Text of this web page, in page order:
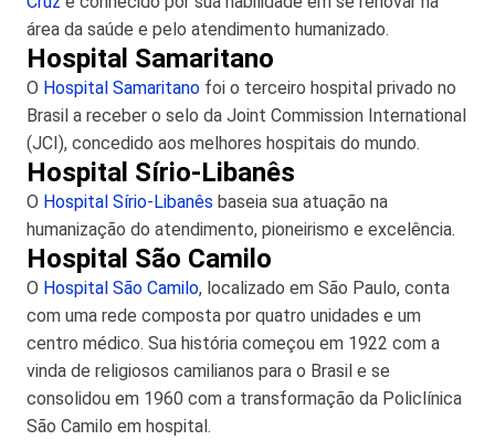
área da saúde e pelo atendimento humanizado.
Hospital Samaritano
O Hospital Samaritano foi o terceiro hospital privado no
Brasil a receber o selo da Joint Commission International
(JCI), concedido aos melhores hospitais do mundo.
Hospital Sírio-Libanês
O Hospital Sírio-Libanês baseia sua atuação na
humanização do atendimento, pioneirismo e excelência.
Hospital São Camilo
O Hospital São Camilo, localizado em São Paulo, conta
com uma rede composta por quatro unidades e um
centro médico. Sua história começou em 1922 com a
vinda de religiosos camilianos para o Brasil e se
consolidou em 1960 com a transformação da Policlínica
São Camilo em hospital.